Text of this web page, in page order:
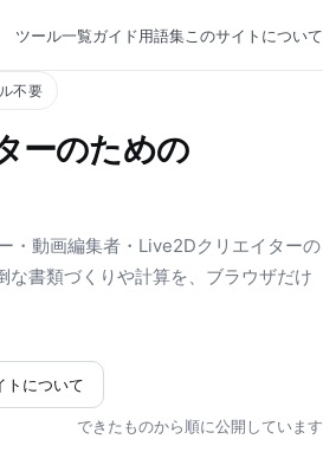
ツール一覧ガイド用語集このサイトについて
不要
ーのための
・動画編集者・Live2Dクリエイターの
な書類づくりや計算を、ブラウザだけ
トについて
できたものから順に公開しています